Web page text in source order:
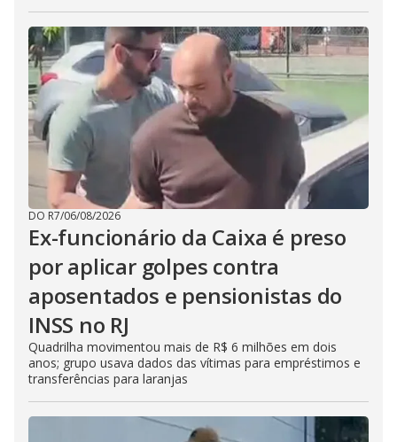
DO R7/06/08/2026
Ex-funcionário da Caixa é preso
por aplicar golpes contra
aposentados e pensionistas do
INSS no RJ
Quadrilha movimentou mais de R$ 6 milhões em dois
anos; grupo usava dados das vítimas para empréstimos e
transferências para laranjas